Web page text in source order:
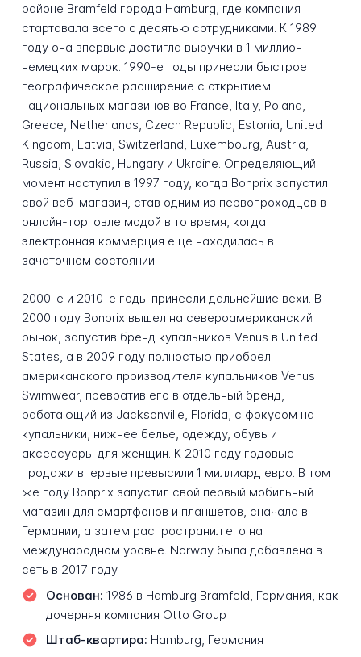
районе Bramfeld города Hamburg, где компания
стартовала всего с десятью сотрудниками. К 1989
году она впервые достигла выручки в 1 миллион
немецких марок. 1990-е годы принесли быстрое
географическое расширение с открытием
национальных магазинов во France, Italy, Poland,
Greece, Netherlands, Czech Republic, Estonia, United
Kingdom, Latvia, Switzerland, Luxembourg, Austria,
Russia, Slovakia, Hungary и Ukraine. Определяющий
момент наступил в 1997 году, когда Bonprix запустил
свой веб-магазин, став одним из первопроходцев в
онлайн-торговле модой в то время, когда
электронная коммерция еще находилась в
зачаточном состоянии.
2000-е и 2010-е годы принесли дальнейшие вехи. В
2000 году Bonprix вышел на североамериканский
рынок, запустив бренд купальников Venus в United
States, а в 2009 году полностью приобрел
американского производителя купальников Venus
Swimwear, превратив его в отдельный бренд,
работающий из Jacksonville, Florida, с фокусом на
купальники, нижнее белье, одежду, обувь и
аксессуары для женщин. К 2010 году годовые
продажи впервые превысили 1 миллиард евро. В том
же году Bonprix запустил свой первый мобильный
магазин для смартфонов и планшетов, сначала в
Германии, а затем распространил его на
международном уровне. Norway была добавлена в
сеть в 2017 году.
Основан: 1986 в Hamburg Bramfeld, Германия, как
дочерняя компания Otto Group
Штаб-квартира: Hamburg, Германия